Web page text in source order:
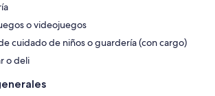
o videojuegos
cuidado de niños o guardería (con cargo)
o deli